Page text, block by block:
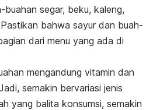
segar, beku, kaleng,
bahwa sayur dan buah-
dari menu yang ada di
mengandung vitamin dan
semakin bervariasi jenis
yang balita konsumsi, semakin